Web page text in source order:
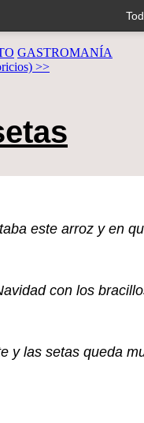
GASTROMANÍA
>>
este arroz y en
con los
y las setas queda